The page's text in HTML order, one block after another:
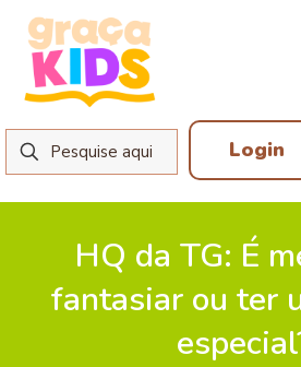
Login
HQ da TG: É
fantasiar ou ter